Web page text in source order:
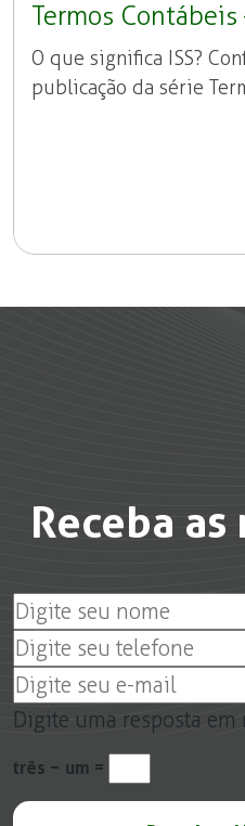
Termos Contábeis
O que significa ISS?
publicação da série
Receba
Digite uma resposta em
três − um =